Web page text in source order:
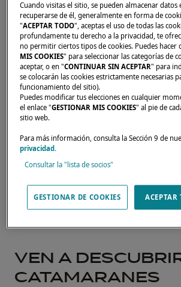
nuestros catamaranes en este
mágico.
Sitio web oficial
VEN A
CATAMARANES
Cuando visitas el sitio, se pueden almacenar
recuperarse de él, generalmente en forma de
"ACEPTAR TODO", aceptas el uso de todas las
profundamente tu derecho a la privacidad, te
no permitir ciertos tipos de cookies. Puedes hacer
MIS COOKIES" para seleccionar las categorías de
aceptar, o en "CONTINUAR SIN ACEPTAR" para
se colocarán las cookies estrictamente necesarias
funcionamiento del sitio).
Puedes modificar tus elecciones en cualquier
el enlace "GESTIONAR MIS COOKIES" al pie de
sitio web.
Para más información, consulta la Sección 9 de
privacidad.
Consultar la "lista de socios"
GESTIONAR DE COOKIES ACEPTAR